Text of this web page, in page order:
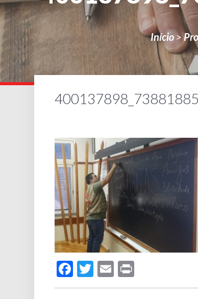
Início >
Facebook
Twitter
Email